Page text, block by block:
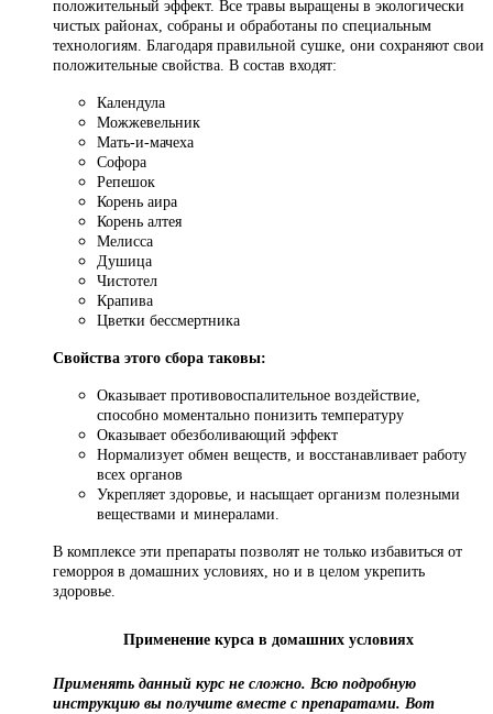
положительный эффект. Все травы выращены в экологически
чистых районах, собраны и обработаны по специальным
технологиям. Благодаря правильной сушке, они сохраняют свои
положительные свойства. В состав входят:
Календула
Можжевельник
Мать-и-мачеха
Софора
Репешок
Корень аира
Корень алтея
Мелисса
Душица
Чистотел
Крапива
Цветки бессмертника
Свойства этого сбора таковы:
Оказывает противовоспалительное воздействие,
способно моментально понизить температуру
Оказывает обезболивающий эффект
Нормализует обмен веществ, и восстанавливает работу
всех органов
Укрепляет здоровье, и насыщает организм полезными
веществами и минералами.
В комплексе эти препараты позволят не только избавиться от
геморроя в домашних условиях, но и в целом укрепить
здоровье.
Применение курса в домашних условиях
Применять данный курс не сложно. Всю подробную
инструкцию вы получите вместе с препаратами. Вот